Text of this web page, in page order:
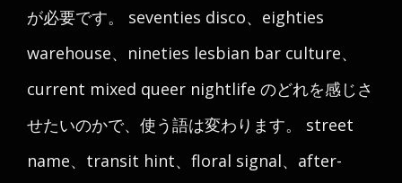
が必要です。 seventies disco、eighties
warehouse、nineties lesbian bar culture、
current mixed queer nightlife のどれを感じさ
せたいのかで、使う語は変わります。 street
name、transit hint、floral signal、after-